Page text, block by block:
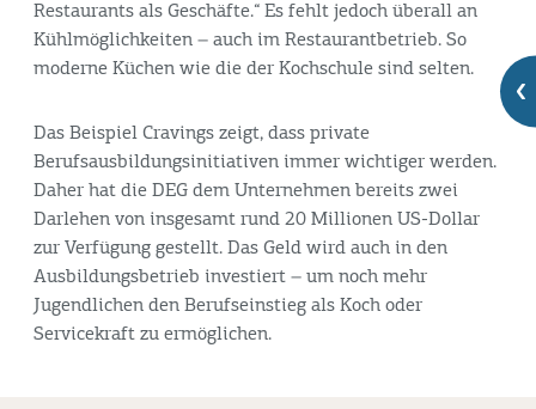
Restaurants als Geschäfte.“ Es fehlt jedoch überall an
Kühlmöglichkeiten – auch im Restaurantbetrieb. So
moderne Küchen wie die der Kochschule sind selten.
Das Beispiel Cravings zeigt, dass private
Berufsausbildungsinitiativen immer wichtiger werden.
Daher hat die DEG dem Unternehmen bereits zwei
Darlehen von insgesamt rund 20 Millionen US-Dollar
zur Verfügung gestellt. Das Geld wird auch in den
Ausbildungsbetrieb investiert – um noch mehr
Jugendlichen den Berufseinstieg als Koch oder
Servicekraft zu ermöglichen.